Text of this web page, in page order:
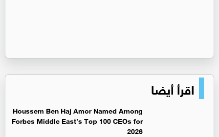
اقرأ أيضا
Houssem Ben Haj Amor Named Among
Forbes Middle East’s Top 100 CEOs for
2026